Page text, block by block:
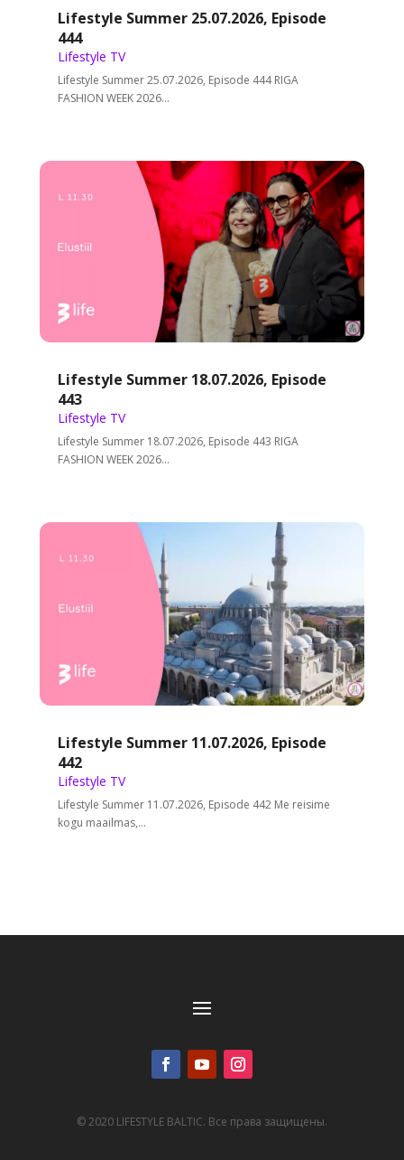
Lifestyle Summer 25.07.2026, Episode
444
Lifestyle TV
Lifestyle Summer 25.07.2026, Episode 444 RIGA
FASHION WEEK 2026...
Lifestyle Summer 18.07.2026, Episode
443
Lifestyle TV
Lifestyle Summer 18.07.2026, Episode 443 RIGA
FASHION WEEK 2026...
Lifestyle Summer 11.07.2026, Episode
442
Lifestyle TV
Lifestyle Summer 11.07.2026, Episode 442 Me reisime
kogu maailmas,...
© 2020 LIFESTYLE BALTIC. Все права защищены.